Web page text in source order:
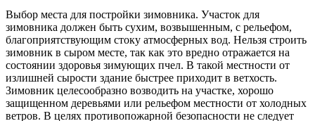
Выбор места для постройки зимовника. Участок для
зимовника должен быть сухим, возвышенным, с рельефом,
благоприятствующим стоку атмосферных вод. Нельзя строить
зимовник в сыром месте, так как это вредно отражается на
состоянии здоровья зимующих пчел. В такой местности от
излишней сырости здание быстрее приходит в ветхость.
Зимовник целесообразно возводить на участке, хорошо
защищенном деревьями или рельефом местности от холодных
ветров. В целях противопожарной безопасности не следует